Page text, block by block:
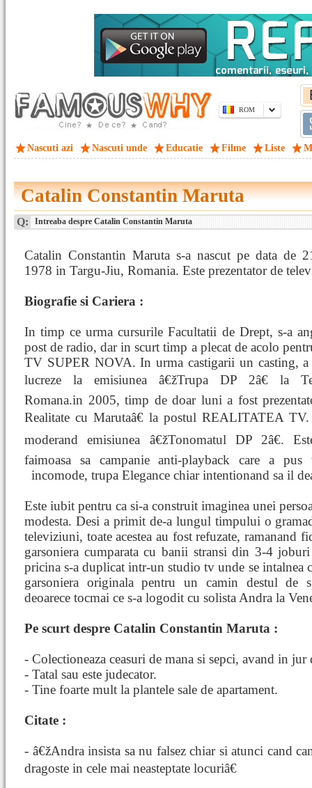
ROM
Nascuti azi Nascuti unde Educatie Filme Liste
Catalin Constantin Maruta
Q: Intreaba despre Catalin Constantin Maruta
Catalin Constantin Maruta s-a nascut pe data de
1978 in Targu-Jiu, Romania. Este prezentator de
Biografie si Cariera :
In timp ce urma cursurile Facultatii de Drept, s-a
post de radio, dar in scurt timp a plecat de acolo
TV SUPER NOVA. In urma castigarii un casting, a
lucreze la emisiunea â€žTrupa DP 2â€ la
Romana.in 2005, timp de doar luni a fost
Realitate cu Marutaâ€ la postul REALITATEA
moderand emisiunea â€žTonomatul DP 2â€.
faimoasa sa campanie anti-playback care a
incomode, trupa Elegance chiar intentionand sa il
Este iubit pentru ca si-a construit imaginea unei
modesta. Desi a primit de-a lungul timpului o
televiziuni, toate acestea au fost refuzate,
garsoniera cumparata cu banii stransi din 3-4
pricina s-a duplicat intr-un studio tv unde se intalnea
garsoniera originala pentru un camin destul de
deoarece tocmai ce s-a logodit cu solista Andra la
Pe scurt despre Catalin Constantin Maruta :
- Colectioneaza ceasuri de mana si sepci, avand in jur
- Tatal sau este judecator.
- Tine foarte mult la plantele sale de apartament.
Citate :
- â€žAndra insista sa nu falsez chiar si atunci cand
dragoste in cele mai neasteptate locuriâ€